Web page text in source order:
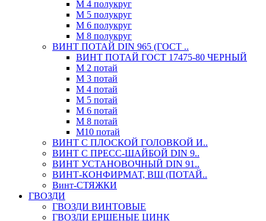
М 4 полукруг
М 5 полукруг
М 6 полукруг
М 8 полукруг
ВИНТ ПОТАЙ DIN 965 (ГОСТ ..
ВИНТ ПОТАЙ ГОСТ 17475-80 ЧЕРНЫЙ
М 2 потай
М 3 потай
М 4 потай
М 5 потай
М 6 потай
М 8 потай
М10 потай
ВИНТ С ПЛОСКОЙ ГОЛОВКОЙ И..
ВИНТ С ПРЕСС-ШАЙБОЙ DIN 9..
ВИНТ УСТАНОВОЧНЫЙ DIN 91..
ВИНТ-КОНФИРМАТ, ВШ (ПОТАЙ..
Винт-СТЯЖКИ
ГВОЗДИ
ГВОЗДИ ВИНТОВЫЕ
ГВОЗДИ ЕРШЕНЫЕ ЦИНК